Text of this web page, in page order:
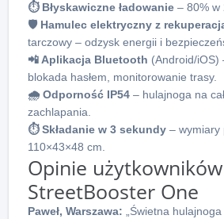
⏱ Błyskawiczne ładowanie – 80% w
🛡 Hamulec elektryczny z
tarczowy – odzysk energii i
📲 Aplikacja Bluetooth (Android/iOS)
blokada hasłem, monitorowanie trasy.
🌧 Odporność IP54 – hulajnoga na
zachlapania.
⏱ Składanie w 3 sekundy – wymiary
110×43×48 cm.
Opinie
StreetBooster One
Paweł, Warszawa: „Świetna